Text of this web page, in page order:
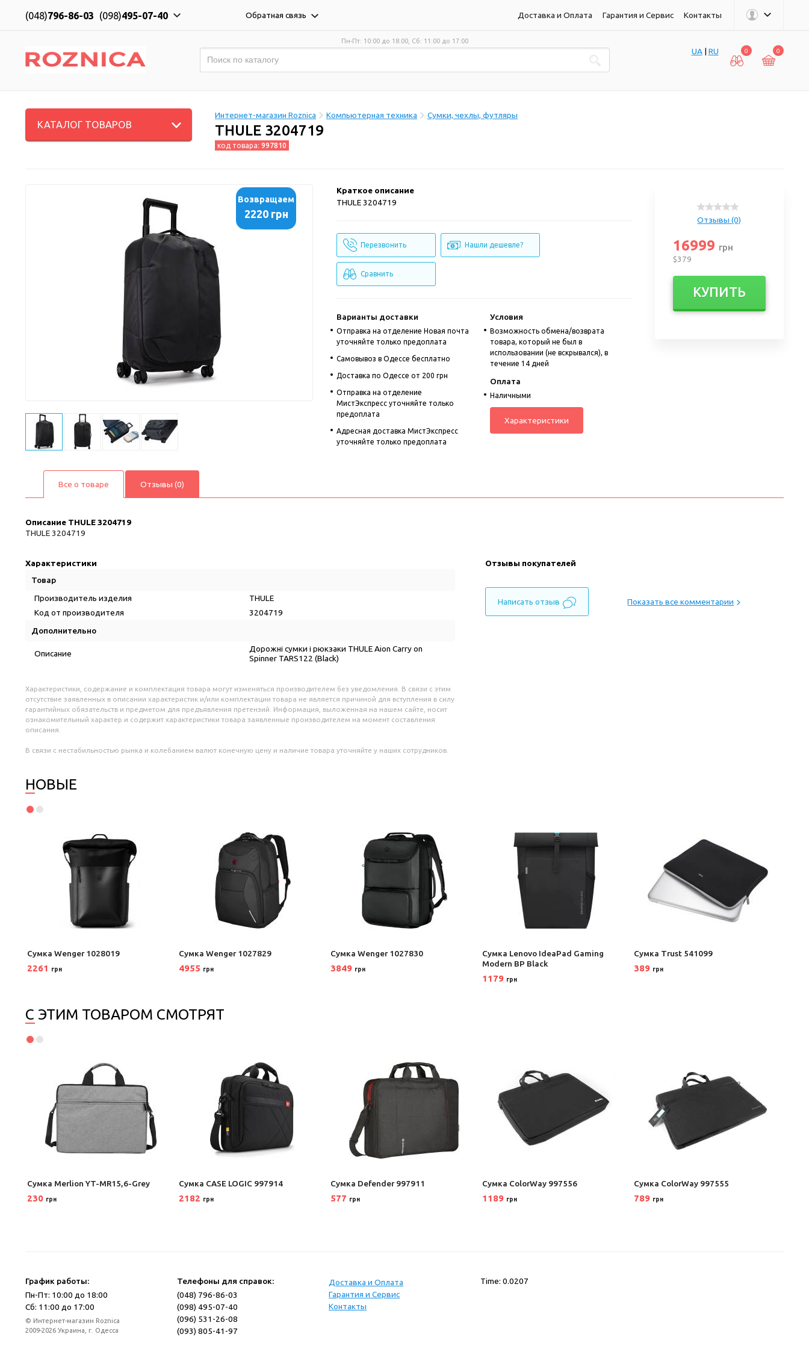
(048)796-86-03 (098)495-07-40 Обратная связь Доставка и Оплата Гарантия и Сервис Контакты
Пн-Пт: 10:00 до 18:00, Сб: 11:00 до 17:00
UA| RU 0 0
КАТАЛОГ ТОВАРОВ
Интернет-магазин Roznica Компьютерная техника Сумки, чехлы, футляры
THULE 3204719
код товара: 997810
Возвращаем
2220 грн
Краткое описание
THULE 3204719
Перезвонить Нашли дешевле?
Сравнить
Варианты доставки
Отправка на отделение Новая почта
уточняйте только предоплата
Cамовывоз в Одессе бесплатно
Доставка по Одессе от 200 грн
Отправка на отделение
МистЭкспресс уточняйте только
предоплата
Адресная доставка МистЭкспресс
уточняйте только предоплата
Условия
Возможность обмена/возврата
товара, который не был в
использовании (не вскрывался), в
течение 14 дней
Оплата
Наличными
Характеристики
Отзывы (0)
16999 грн
$379
КУПИТЬ
Все о товаре Отзывы (0)
Описание THULE 3204719
THULE 3204719
Характеристики
Товар
Производитель изделия
THULE
Код от производителя
3204719
Дополнительно
Описание
Дорожні сумки і рюкзаки THULE Aion Carry on
Spinner TARS122 (Black)
Характеристики, содержание и комплектация товара могут изменяться производителем без уведомления. В связи с этим
отсутствие заявленных в описании характеристик и/или комплектации товара не является причиной для вступления в силу
гарантийных обязательств и предметом для предъявления претензий. Информация, выложенная на нашем сайте, носит
ознакомительный характер и содержит характеристики товара заявленные производителем на момент составления
описания.
В связи с нестабильностью рынка и колебанием валют конечную цену и наличие товара уточняйте у наших сотрудников.
Отзывы покупателей
Написать отзыв Показать все комментарии
НОВЫЕ
Сумка Wenger 1028019
2261 грн
Сумка Wenger 1027829
4955 грн
Сумка Wenger 1027830
3849 грн
Сумка Lenovo IdeaPad Gaming
Modern BP Black
1179 грн
Сумка Trust 541099
389 грн
С ЭТИМ ТОВАРОМ СМОТРЯТ
Сумка Merlion YT-MR15,6-Grey
230 грн
Сумка CASE LOGIC 997914
2182 грн
Сумка Defender 997911
577 грн
Сумка ColorWay 997556
1189 грн
Сумка ColorWay 997555
789 грн
График работы:
Пн-Пт: 10:00 до 18:00
Сб: 11:00 до 17:00
© Интернет-магазин Roznica
2009-2026 Украина, г. Одесса
Телефоны для справок:
(048) 796-86-03
(098) 495-07-40
(096) 531-26-08
(093) 805-41-97
Доставка и Оплата
Гарантия и Сервис
Контакты
Time: 0.0207